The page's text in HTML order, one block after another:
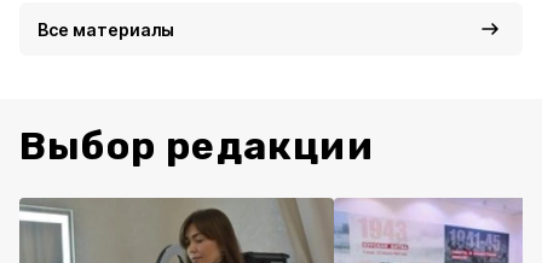
Все материалы
Выбор редакции